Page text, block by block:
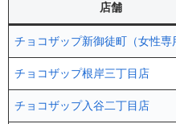
店舗
チョコザップ新御徒町（女性専
チョコザップ根岸三丁目店
チョコザップ入谷二丁目店